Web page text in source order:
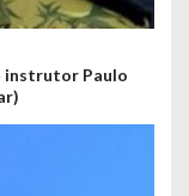
instrutor Paulo